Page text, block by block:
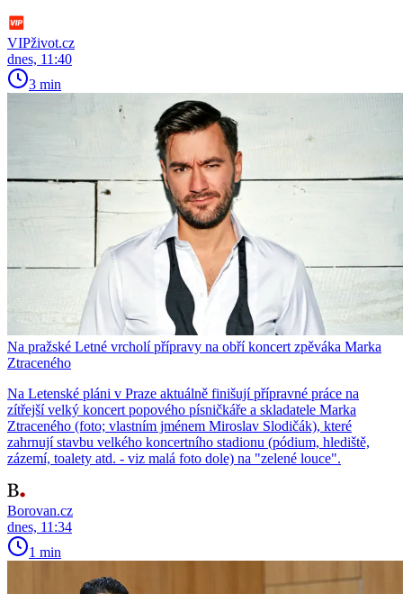
VIPživot.cz
dnes, 11:40
3 min
Na pražské Letné vrcholí přípravy na obří koncert zpěváka Marka
Ztraceného
Na Letenské pláni v Praze aktuálně finišují přípravné práce na
zítřejší velký koncert popového písničkáře a skladatele Marka
Ztraceného (foto; vlastním jménem Miroslav Slodičák), které
zahrnují stavbu velkého koncertního stadionu (pódium, hlediště,
zázemí, toalety atd. - viz malá foto dole) na "zelené louce".
Borovan.cz
dnes, 11:34
1 min